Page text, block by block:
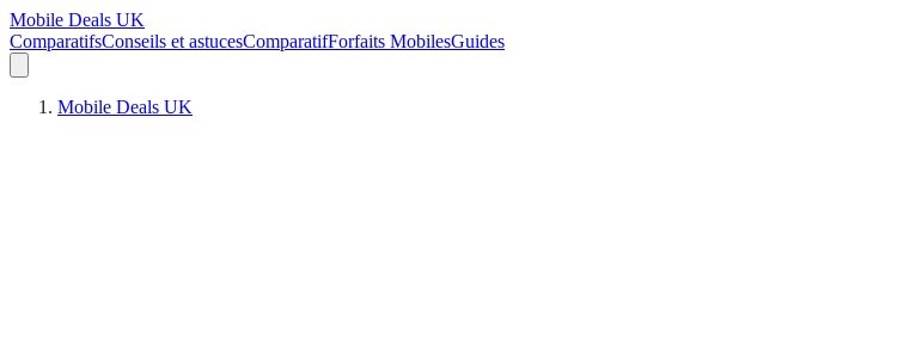
Mobile Deals UK
ComparatifsConseils et astucesComparatifForfaits MobilesGuides
Mobile Deals UK